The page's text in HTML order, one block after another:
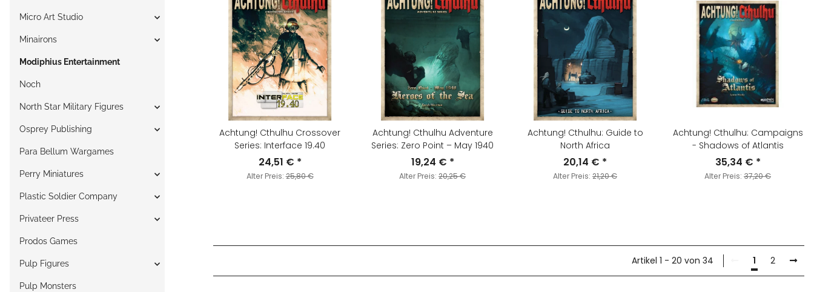
Achtung! Cthulhu Crossover
Series: Interface 19.40
24,51 € *
Alter Preis:25,80 €
Achtung! Cthulhu Adventure
Series: Zero Point – May 1940
19,24 € *
Alter Preis: 20,25 €
Achtung! Cthulhu: Guide to
North Africa
20,14 € *
Alter Preis: 21,20 €
Achtung! Cthulhu: Campaigns
- Shadows of Atlantis
35,34 € *
Alter Preis: 37,20 €
Artikel 1 - 20 von 34 1 2
Micro Art Studio
Minairons
Modiphius Entertainment
Noch
North Star Military Figures
Osprey Publishing
Para Bellum Wargames
Perry Miniatures
Plastic Soldier Company
Privateer Press
Prodos Games
Pulp Figures
Pulp Monsters